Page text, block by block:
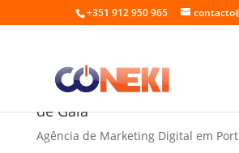
+351 912 950 965
Fazer site para Autônomo em
de Gaia
Agência de Marketing Digital em